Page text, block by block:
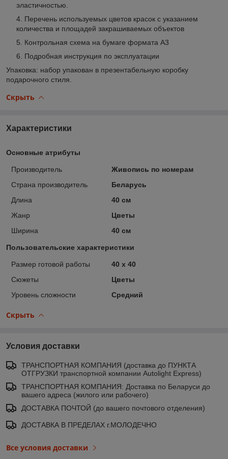
эластичностью.
Перечень используемых цветов красок с указанием
количества и площадей закрашиваемых объектов
Контрольная схема на бумаге формата А3
Подробная инструкция по эксплуатации
Упаковка: набор упакован в презентабельную коробку
подарочного стиля.
Скрыть
Характеристики
Основные атрибуты
Производитель
Живопись по номерам
Страна производитель
Беларусь
Длина
40 см
Жанр
Цветы
Ширина
40 см
Пользовательские характеристики
Размер готовой работы
40 x 40
Сюжеты
Цветы
Уровень сложности
Средний
Скрыть
Условия доставки
ТРАНСПОРТНАЯ КОМПАНИЯ (доставка до ПУНКТА
ОТГРУЗКИ транспортной компании Autolight Express)
ТРАНСПОРТНАЯ КОМПАНИЯ: Доставка по Беларуси до
вашего адреса (жилого или рабочего)
ДОСТАВКА ПОЧТОЙ (до вашего почтового отделения)
ДОСТАВКА В ПРЕДЕЛАХ г.МОЛОДЕЧНО
Все условия доставки